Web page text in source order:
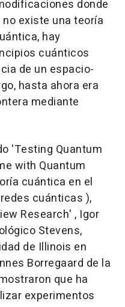
donde
existe una teoría
hay
cuánticos
de un espacio-
hasta ahora era
mediante
'Testing Quantum
with Quantum
cuántica en el
cuánticas ),
Research' , Igor
Stevens,
de Illinois en
Borregaard de la
que ha
experimentos